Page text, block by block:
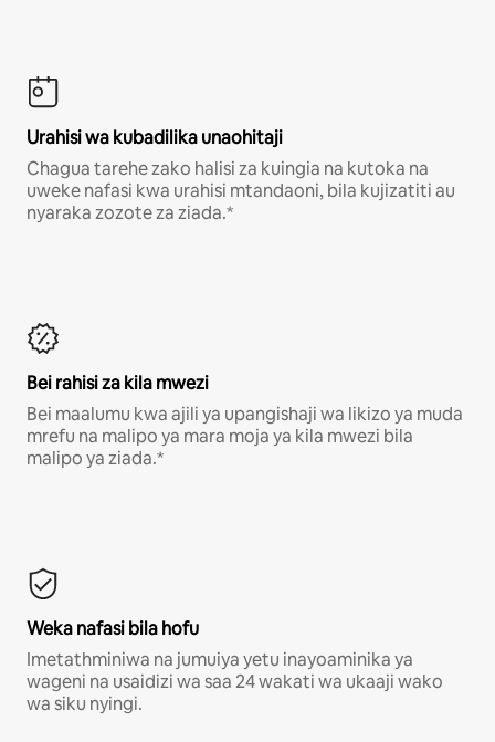
Urahisi wa kubadilika unaohitaji
Chagua tarehe zako halisi za kuingia na kutoka na
uweke nafasi kwa urahisi mtandaoni, bila kujizatiti au
nyaraka zozote za ziada.*
Bei rahisi za kila mwezi
Bei maalumu kwa ajili ya upangishaji wa likizo ya muda
mrefu na malipo ya mara moja ya kila mwezi bila
malipo ya ziada.*
Weka nafasi bila hofu
Imetathminiwa na jumuiya yetu inayoaminika ya
wageni na usaidizi wa saa 24 wakati wa ukaaji wako
wa siku nyingi.